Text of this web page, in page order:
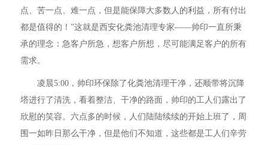
点、苦一点、难一点，但是能保障大多数人的利益，所有付出
都是值得的！”这就是西安化粪池清理专家——帅印一直所秉
承的理念：急客户所急，想客户所想，尽可能满足客户的所有
需求。
凌晨5:00，帅印环保除了化粪池清理干净，还顺带将沉降
塔进行了清洗，看着整洁、干净的路面，帅印的工人们露出了
欣慰的笑容。六点多的时候，人们陆陆续续的开始上班了，周
围一如昨日那么干净，但是他们不知道，这些都是工人们辛劳